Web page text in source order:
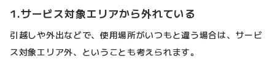
1.サービス対象エリアから外れている
引越しや外出などで、使用場所がいつもと違う場合は、サービ
ス対象エリア外、ということも考えられます。